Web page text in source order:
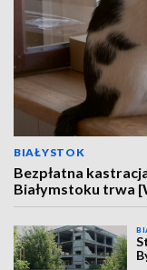
BIAŁYSTOK
Bezpłatna
Białymstoku trwa